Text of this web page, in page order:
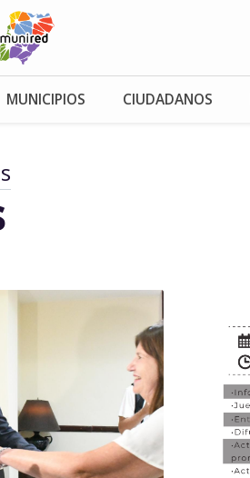
MUNICIPIOS CIUDADANOS